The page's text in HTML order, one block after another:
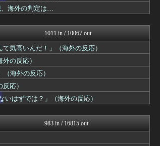
マニア・オブ・フットボール...
...
ガラパゴスジャパン - 海...
フロムOverSS
わーすぽ 海外の反応
ポーランドボール 翻訳
コリアル
日本と韓国は敵か？味方か？...
海外の反応リサーチ
わーすぽ 海外の反応
海外の万国反応記＠海外の反...
【海外の反応】 パンドラの...
ワールドサッカーファン 海...
、海外の判定は…
1011 in / 10067 out
気高いんだ！」（海外の反応）
の反応）
海外の反応）
応）
はずでは？」（海外の反応）
983 in / 16815 out